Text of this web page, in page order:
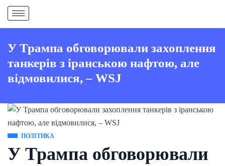
У Трампа обговорювали захоплення
танкерів з іранською нафтою, але
відмовилися, – WSJ
ПОЛІТИКА
У Трампа обговорювали